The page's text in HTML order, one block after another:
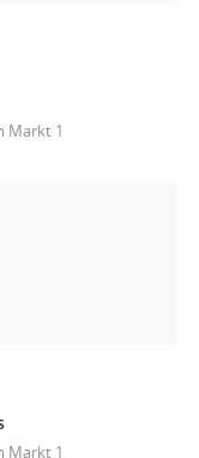
Markt 1
Markt 1